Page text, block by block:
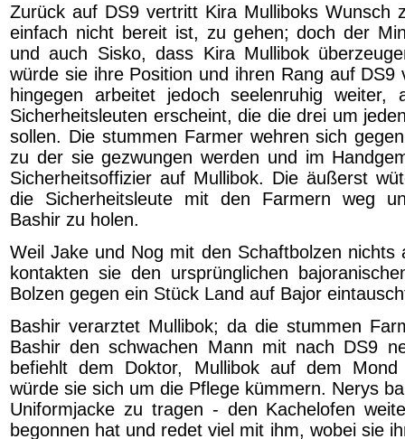
Zurück auf DS9 vertritt Kira Mulliboks Wunsch
einfach nicht bereit ist, zu gehen; doch der
und auch Sisko, dass Kira Mullibok
würde sie ihre Position und ihren Rang auf DS9
hingegen arbeitet jedoch seelenruhig
Sicherheitsleuten erscheint, die die drei um
sollen. Die stummen Farmer wehren sich
zu der sie gezwungen werden und im
Sicherheitsoffizier auf Mullibok. Die äußerst
die Sicherheitsleute mit den Farmern weg
Bashir zu holen.
Weil Jake und Nog mit den Schaftbolzen nichts
kontakten sie den ursprünglichen
Bolzen gegen ein Stück Land auf Bajor
Bashir verarztet Mullibok; da die stummen
Bashir den schwachen Mann mit nach DS9
befiehlt dem Doktor, Mullibok auf dem
würde sie sich um die Pflege kümmern. Nerys
Uniformjacke zu tragen - den Kachelofen
begonnen hat und redet viel mit ihm, wobei sie